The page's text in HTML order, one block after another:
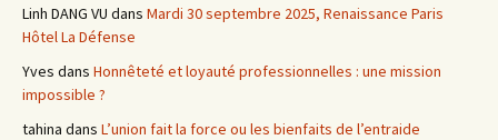
Linh DANG VU dans Mardi 30 septembre 2025, Renaissance Paris
Hôtel La Défense
Yves dans Honnêteté et loyauté professionnelles : une mission
impossible ?
tahina dans L’union fait la force ou les bienfaits de l’entraide